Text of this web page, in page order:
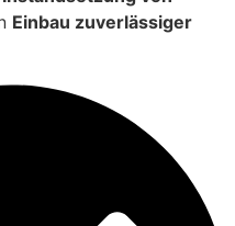
Einbau zuverlässiger